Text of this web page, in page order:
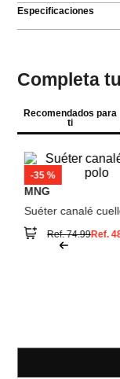
Especificaciones
Completa
Recomendados para
ti